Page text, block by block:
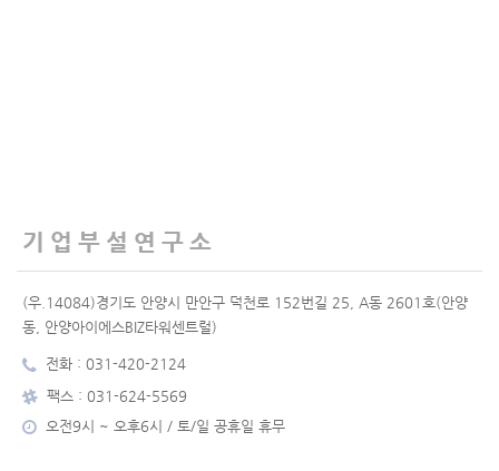
기업부설연구소
(우.14084)경기도 안양시 만안구 덕천로 152번길 25, A동 2601호(안양
동, 안양아이에스BIZ타워센트럴)
전화 : 031-420-2124
팩스 : 031-624-5569
오전9시 ~ 오후6시 / 토/일 공휴일 휴무